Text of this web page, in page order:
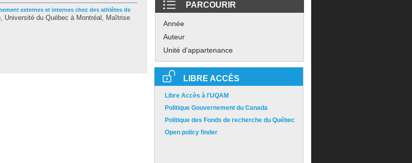
externes et internes chez des athlètes de
Université du Québec à Montréal, Maîtrise
PARCOURIR
Année
Auteur
Unité d'appartenance
LIBRE ACCÈS
Libre Accès à l'UQAM
Politique Gouvernement du Canada
Politique des Fonds de recherche du Québec
Open policy finder